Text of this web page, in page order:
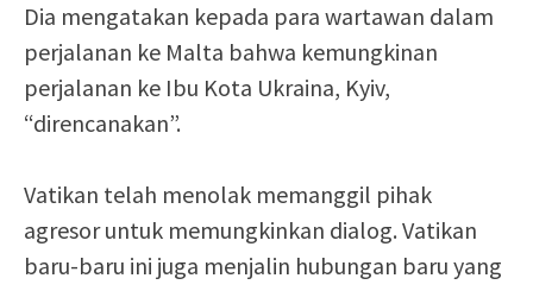
Dia mengatakan kepada para wartawan dalam
perjalanan ke Malta bahwa kemungkinan
perjalanan ke Ibu Kota Ukraina, Kyiv,
“direncanakan”.
Vatikan telah menolak memanggil pihak
agresor untuk memungkinkan dialog. Vatikan
baru-baru ini juga menjalin hubungan baru yang